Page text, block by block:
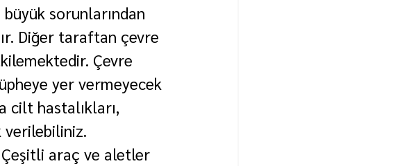
sorunlarından
Diğer taraftan çevre
Çevre
yer vermeyecek
cilt hastalıkları,
verilebiliniz.
Çeşitli araç ve aletler